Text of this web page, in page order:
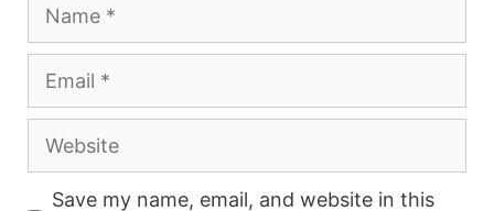
Email
Website
Save my name, email, and website in this